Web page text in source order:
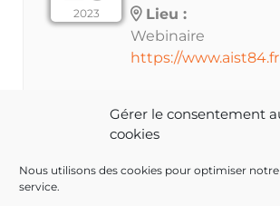
Gérer le consentement
cookies
Nous utilisons des cookies pour optimiser
service.
2023
Lieu :
Webinaire
https://www.aist84.fr
Les inscriptions à cet évènement